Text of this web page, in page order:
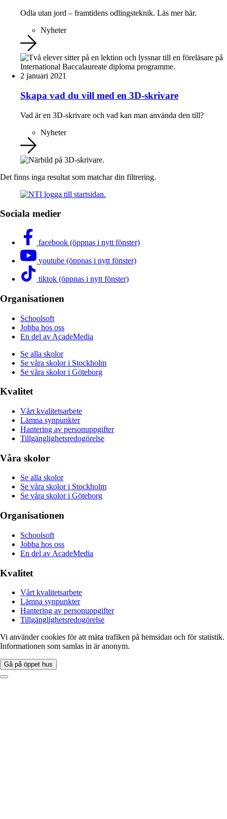
Odla utan jord – framtidens odlingsteknik. Läs mer här.
Nyheter
2 januari 2021
Skapa vad du vill med en 3D-skrivare
Vad är en 3D-skrivare och vad kan man använda den till?
Nyheter
Det finns inga resultat som matchar din filtrering.
Sociala medier
facebook (öppnas i nytt fönster)
youtube (öppnas i nytt fönster)
tiktok (öppnas i nytt fönster)
Organisationen
Schoolsoft
Jobba hos oss
En del av AcadeMedia
Se alla skolor
Se våra skolor i Stockholm
Se våra skolor i Göteborg
Kvalitet
Vårt kvalitetsarbete
Lämna synpunkter
Hantering av personuppgifter
Tillgänglighetsredogörelse
Våra skolor
Se alla skolor
Se våra skolor i Stockholm
Se våra skolor i Göteborg
Organisationen
Schoolsoft
Jobba hos oss
En del av AcadeMedia
Kvalitet
Vårt kvalitetsarbete
Lämna synpunkter
Hantering av personuppgifter
Tillgänglighetsredogörelse
Vi använder cookies för att mäta trafiken på hemsidan och för statistik.
Informationen som samlas in är anonym.
Gå på öppet hus